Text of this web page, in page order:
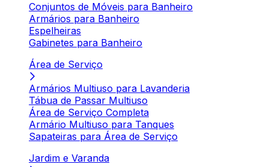
Conjuntos de Móveis para Banheiro
Armários para Banheiro
Espelheiras
Gabinetes para Banheiro
Área de Serviço
Armários Multiuso para Lavanderia
Tábua de Passar Multiuso
Área de Serviço Completa
Armário Multiuso para Tanques
Sapateiras para Área de Serviço
Jardim e Varanda